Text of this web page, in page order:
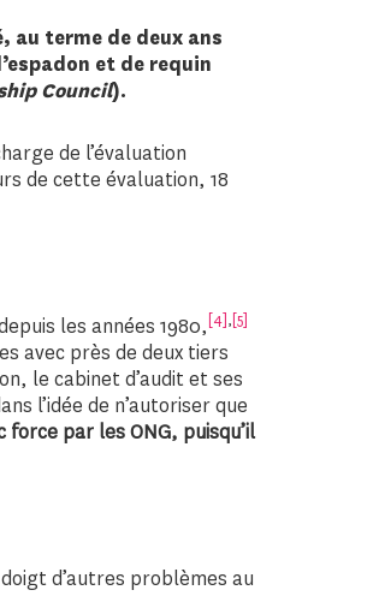
au terme de deux ans
et de requin
Council).
de l’évaluation
de cette évaluation, 18
les années 1980, [4],[5]
avec près de deux tiers
le cabinet d’audit et ses
l’idée de n’autoriser que
par les ONG, puisqu’il
d’autres problèmes au